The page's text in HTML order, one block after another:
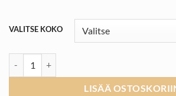
VALITSE KOKO
LISÄÄ